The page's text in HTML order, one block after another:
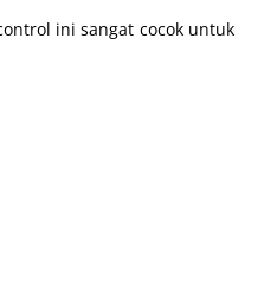
ini sangat cocok untuk